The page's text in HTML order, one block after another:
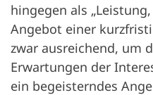
hingegen als
Angebot einer
zwar ausreichend, um
Erwartungen der
ein begeisterndes